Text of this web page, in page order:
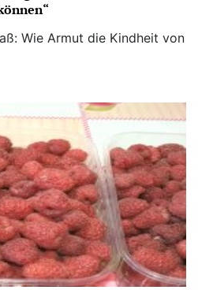
Wie Armut die Kindheit von